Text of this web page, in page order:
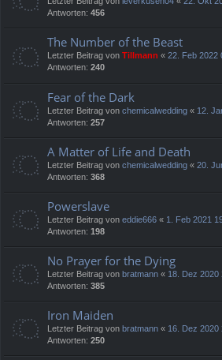
Antworten: 456
The Number of the Beast
Letzter Beitrag von Tillmann « 22. Feb 2022
Antworten: 240
Fear of the Dark
Letzter Beitrag von chemicalwedding « 12.
Antworten: 257
A Matter of Life and Death
Letzter Beitrag von chemicalwedding « 20.
Antworten: 368
Powerslave
Letzter Beitrag von eddie666 « 1. Feb 2021
Antworten: 198
No Prayer for the Dying
Letzter Beitrag von bratmann « 18. Dez 2020
Antworten: 385
Iron Maiden
Letzter Beitrag von bratmann « 16. Dez 2020
Antworten: 250